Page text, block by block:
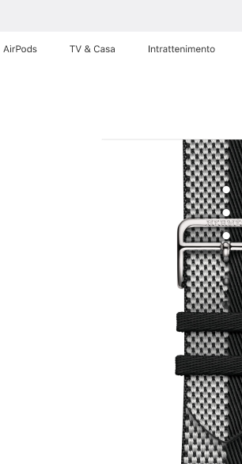
AirPods TV & Casa Intrattenimento